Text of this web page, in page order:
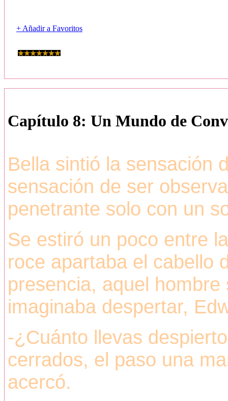
+ Añadir a Favoritos
Capítulo 8: Un Mundo de
Bella sintió la sensación
sensación de ser
penetrante solo con un
Se estiró un poco entre
roce apartaba el cabello
presencia, aquel
imaginaba despertar,
-¿Cuánto llevas
cerrados, el paso una
acercó.